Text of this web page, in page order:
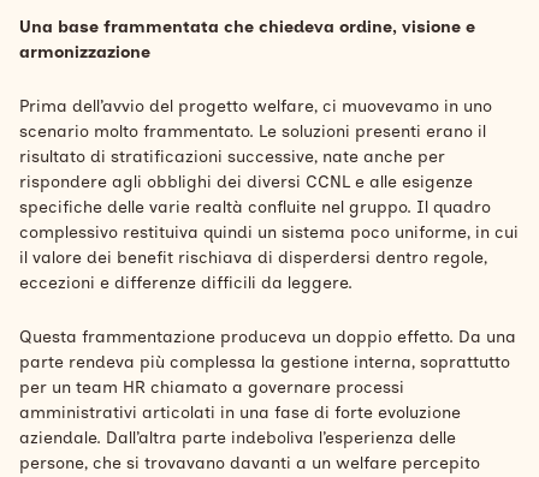
Una base frammentata che chiedeva ordine, visione e
armonizzazione
Prima dell’avvio del progetto welfare, ci muovevamo in uno
scenario molto frammentato. Le soluzioni presenti erano il
risultato di stratificazioni successive, nate anche per
rispondere agli obblighi dei diversi CCNL e alle esigenze
specifiche delle varie realtà confluite nel gruppo. Il quadro
complessivo restituiva quindi un sistema poco uniforme, in cui
il valore dei benefit rischiava di disperdersi dentro regole,
eccezioni e differenze difficili da leggere.
Questa frammentazione produceva un doppio effetto. Da una
parte rendeva più complessa la gestione interna, soprattutto
per un team HR chiamato a governare processi
amministrativi articolati in una fase di forte evoluzione
aziendale. Dall’altra parte indeboliva l’esperienza delle
persone, che si trovavano davanti a un welfare percepito